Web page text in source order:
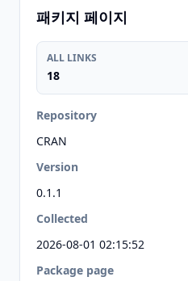
패키지 페이지
ALL LINKS
18
Repository
CRAN
Version
0.1.1
Collected
2026-08-01 02:15:52
Package page